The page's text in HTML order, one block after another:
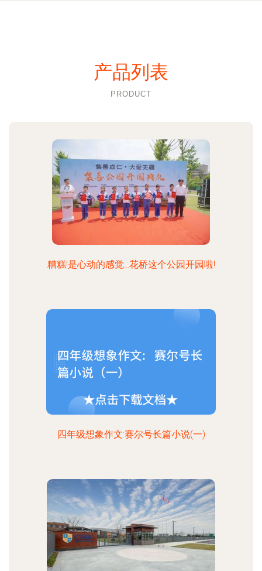
产品列表
PRODUCT
糟糕!是心动的感觉…花桥这个公园开园啦!
四年级想象作文:赛尔号长篇小说(一)